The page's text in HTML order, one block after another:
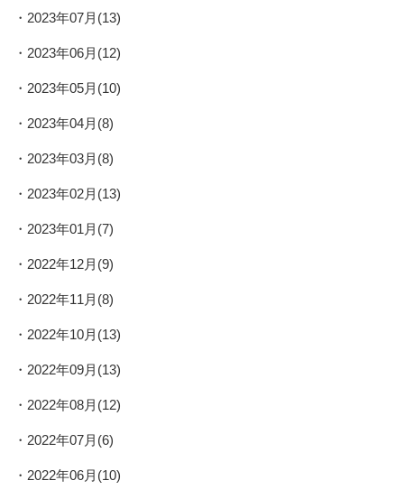
2023年07月(13)
2023年06月(12)
2023年05月(10)
2023年04月(8)
2023年03月(8)
2023年02月(13)
2023年01月(7)
2022年12月(9)
2022年11月(8)
2022年10月(13)
2022年09月(13)
2022年08月(12)
2022年07月(6)
2022年06月(10)